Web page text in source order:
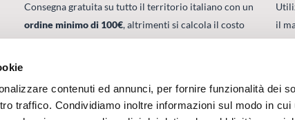
contenuti ed annunci, per fornire funzionalità dei
traffico. Condividiamo inoltre informazioni sul modo in cui
Consegna gratuita su tutto il territorio italiano con un
ordine minimo di 100€, altrimenti si calcola il costo
della consegna in base alle condizioni contrattuali.
il
SERVIZI
UMBRA